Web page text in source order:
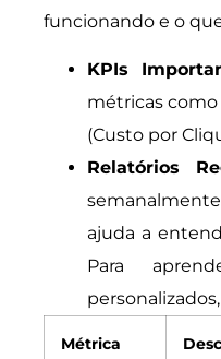
funcionando e o
KPIs
métricas como
(Custo por
Relatórios
ajuda a
Para
Métrica